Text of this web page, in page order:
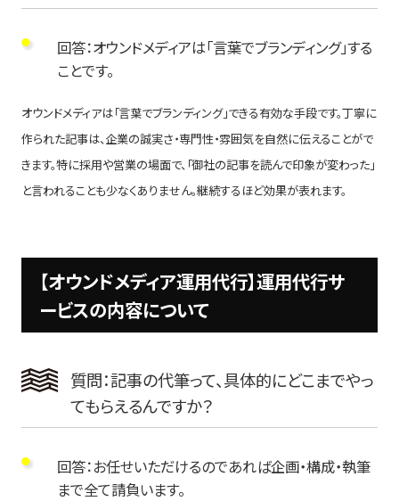
回答：オウンドメディアは「言葉でブランディング」する
ことです。
オウンドメディアは「言葉でブランディング」できる有効な手段です。丁寧に
作られた記事は、企業の誠実さ・専門性・雰囲気を自然に伝えることがで
きます。特に採用や営業の場面で、「御社の記事を読んで印象が変わった」
と言われることも少なくありません。継続するほど効果が表れます。
【オウンドメディア運用代行】運用代行サ
ービスの内容について
質問：記事の代筆って、具体的にどこまでやっ
てもらえるんですか？
回答：お任せいただけるのであれば企画・構成・執筆
まで全て請負います。